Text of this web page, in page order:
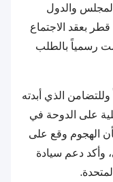
والدول
بعقد الاجتماع
رسمياً بالطلب
الذي أبدته
على الدوحة في
الهجوم وقع على
وأكد دعم سيادة